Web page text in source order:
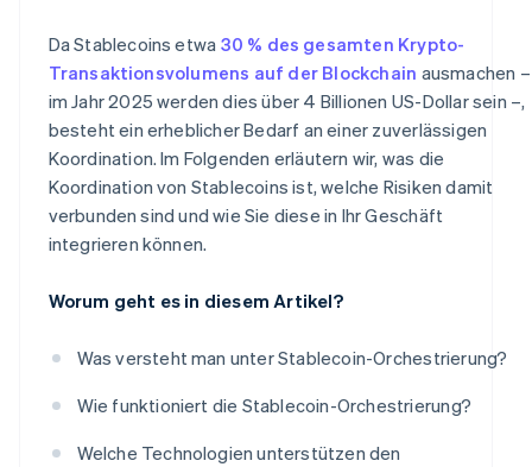
Da Stablecoins etwa 30 % des gesamten Krypto-
Transaktionsvolumens auf der Blockchain ausmachen –
im Jahr 2025 werden dies über 4 Billionen US-Dollar sein –,
besteht ein erheblicher Bedarf an einer zuverlässigen
Koordination. Im Folgenden erläutern wir, was die
Koordination von Stablecoins ist, welche Risiken damit
verbunden sind und wie Sie diese in Ihr Geschäft
integrieren können.
Worum geht es in diesem Artikel?
Was versteht man unter Stablecoin-Orchestrierung?
Wie funktioniert die Stablecoin-Orchestrierung?
Welche Technologien unterstützen den